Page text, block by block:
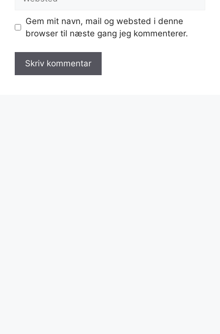
Gem mit navn, mail og websted i denne
browser til næste gang jeg kommenterer.